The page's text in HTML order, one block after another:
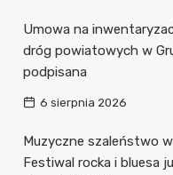
Umowa na
dróg powiatowych w
podpisana
6 sierpnia 2026
Muzyczne szaleństwo
Festiwal rocka i bluesa